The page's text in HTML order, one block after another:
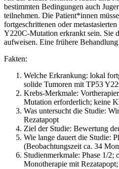
bestimmten Bedingungen auch
teilnehmen. Die Patient*innen
fortgeschrittenen oder
Y220C-Mutation erkrankt sein. Sie
aufweisen. Eine frühere
Fakten:
Welche Erkrankung: lokal
solide Tumoren mit TP53
Krebs-Merkmale:
Mutation erforderlich; keine
Was untersucht die Studie:
Rezatapopt
Ziel der Studie: Bewertung
Wie lange dauert die Studie:
(Beobachtungszeit ca. 34
Studienmerkmale: Phase 1/
Monotherapie mit